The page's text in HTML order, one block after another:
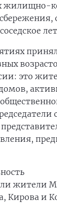
жилищно-
это
жители
Кирова и